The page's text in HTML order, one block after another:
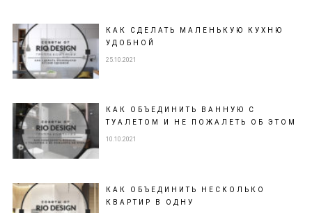
КАК СДЕЛАТЬ МАЛЕНЬКУЮ КУХНЮ
УДОБНОЙ
25.10.2021
КАК ОБЪЕДИНИТЬ ВАННУЮ С
ТУАЛЕТОМ И НЕ ПОЖАЛЕТЬ ОБ ЭТОМ
10.10.2021
КАК ОБЪЕДИНИТЬ НЕСКОЛЬКО
КВАРТИР В ОДНУ